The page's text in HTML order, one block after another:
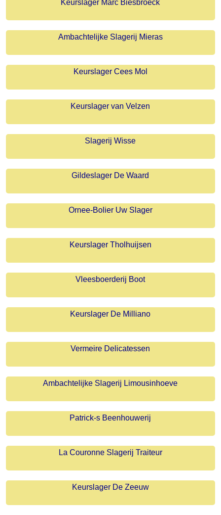
Keurslager Marc Biesbroeck
Ambachtelijke Slagerij Mieras
Keurslager Cees Mol
Keurslager van Velzen
Slagerij Wisse
Gildeslager De Waard
Ornee-Bolier Uw Slager
Keurslager Tholhuijsen
Vleesboerderij Boot
Keurslager De Milliano
Vermeire Delicatessen
Ambachtelijke Slagerij Limousinhoeve
Patrick-s Beenhouwerij
La Couronne Slagerij Traiteur
Keurslager De Zeeuw